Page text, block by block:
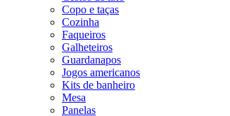
Copo e taças
Cozinha
Faqueiros
Galheteiros
Guardanapos
Jogos americanos
Kits de banheiro
Mesa
Panelas